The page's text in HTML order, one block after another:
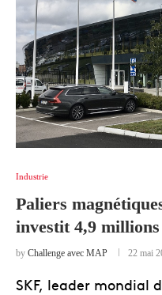
Industrie
Paliers
investit 4,9
by Challenge avec MAP 22 mai
SKF, leader mondial